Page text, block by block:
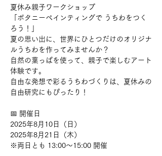
夏休み親子ワークショップ
「ボタニーペインティングで うちわをつく
ろう！」
夏の思い出に、世界にひとつだけのオリジナ
ルうちわを作ってみませんか？
自然の葉っぱを使って、親子で楽しむアート
体験です。
自由な発想で彩るうちわづくりは、夏休みの
自由研究にもぴったり！
📅 開催日
2025年8月10日（日）
2025年8月21日（木）
※両日とも 13:00〜15:00 開催